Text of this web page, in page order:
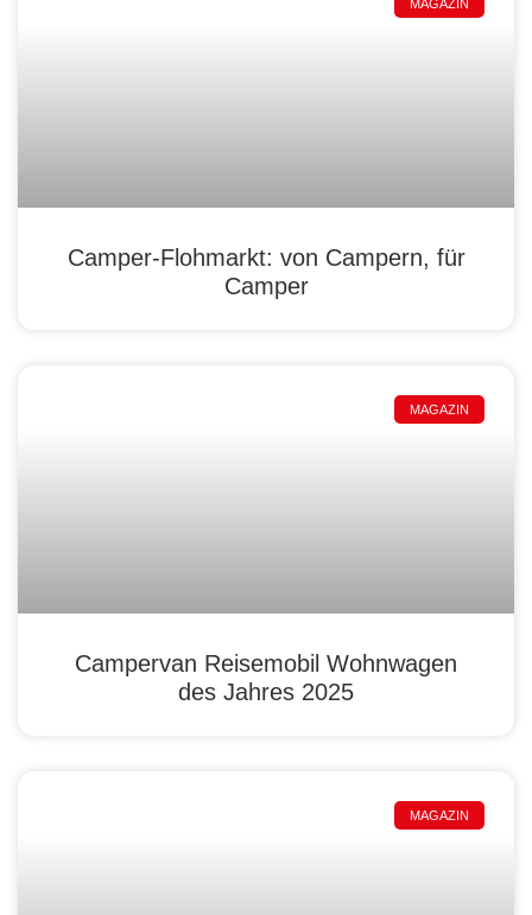
MAGAZIN
Camper-Flohmarkt: von Campern, für
Camper
MAGAZIN
Campervan Reisemobil Wohnwagen
des Jahres 2025
MAGAZIN